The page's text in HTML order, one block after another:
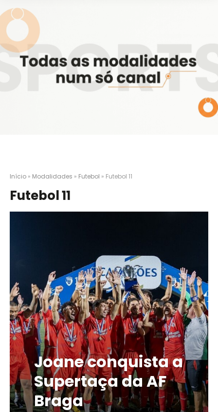
Início » Modalidades » Futebol » Futebol 11
Futebol 11
Joane conquista a
Supertaça da AF
Braga